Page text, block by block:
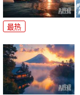
最热